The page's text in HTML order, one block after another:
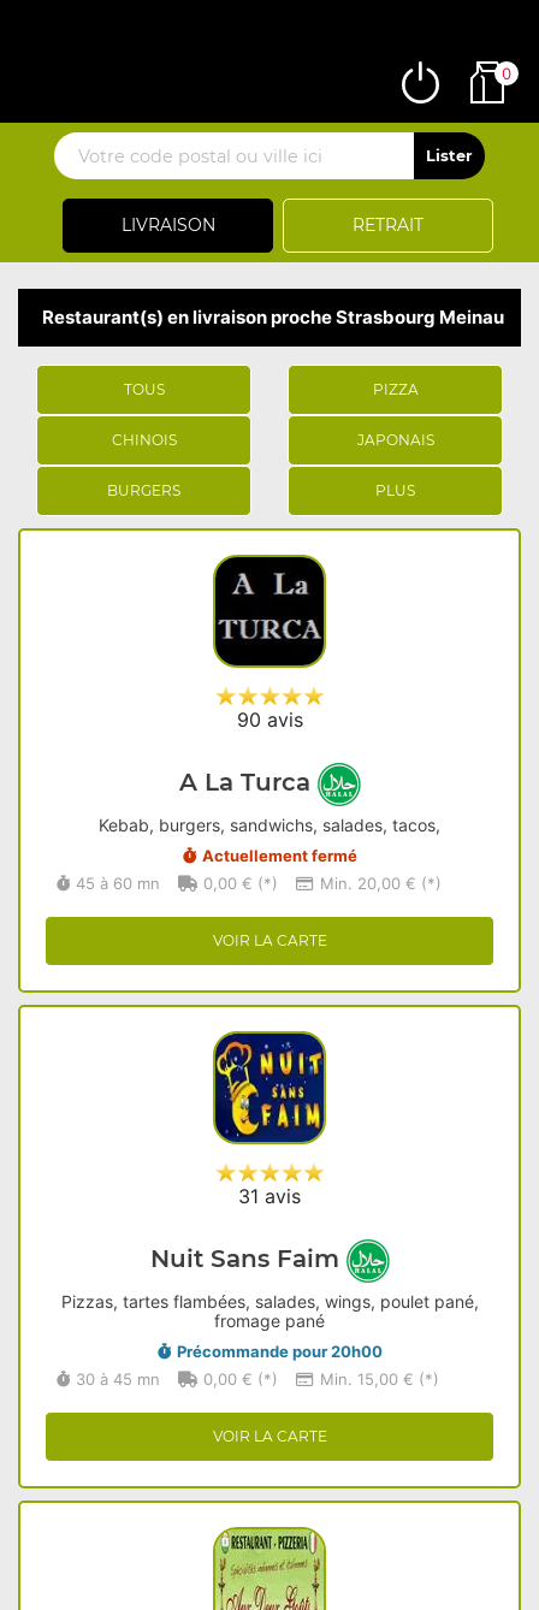
LIVRAISON RETRAIT
0
Restaurant(s) en livraison proche Strasbourg Meinau
TOUS PIZZA
CHINOIS JAPONAIS
BURGERS PLUS
90 avis
A La Turca
Kebab, burgers, sandwichs, salades, tacos,
Actuellement fermé
45 à 60 mn
0,00 € (*) Min. 20,00 € (*)
VOIR LA CARTE
31 avis
Nuit Sans Faim
Pizzas, tartes flambées, salades, wings, poulet pané,
fromage pané
Précommande pour 20h00
30 à 45 mn
0,00 € (*) Min. 15,00 € (*)
VOIR LA CARTE